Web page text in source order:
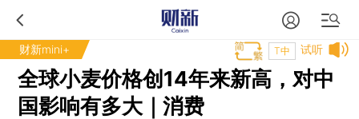
财新mini+ 试听
T中
全球小麦价格创14年来新高，对中
国影响有多大｜消费